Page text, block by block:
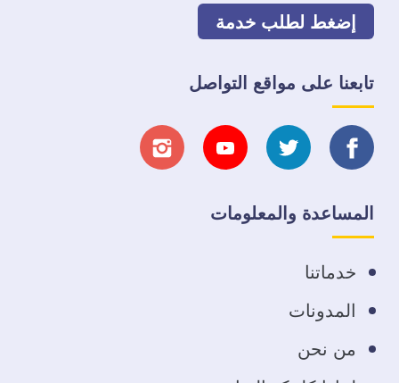
إضغط لطلب خدمة
تابعنا على مواقع التواصل
تابعنا
على
فيسبوك
تابعنا
على
تابعنا تابعنا
المساعدة والمعلومات
خدماتنا
المدونات
من نحن